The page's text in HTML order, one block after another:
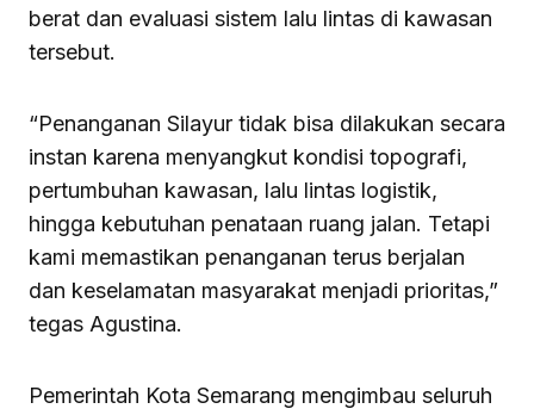
berat dan evaluasi sistem lalu lintas di kawasan
tersebut.
“Penanganan Silayur tidak bisa dilakukan secara
instan karena menyangkut kondisi topografi,
pertumbuhan kawasan, lalu lintas logistik,
hingga kebutuhan penataan ruang jalan. Tetapi
kami memastikan penanganan terus berjalan
dan keselamatan masyarakat menjadi prioritas,”
tegas Agustina.
Pemerintah Kota Semarang mengimbau seluruh